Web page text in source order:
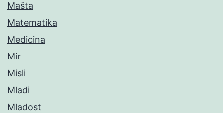
Mašta
Matematika
Medicina
Mir
Misli
Mladi
Mladost